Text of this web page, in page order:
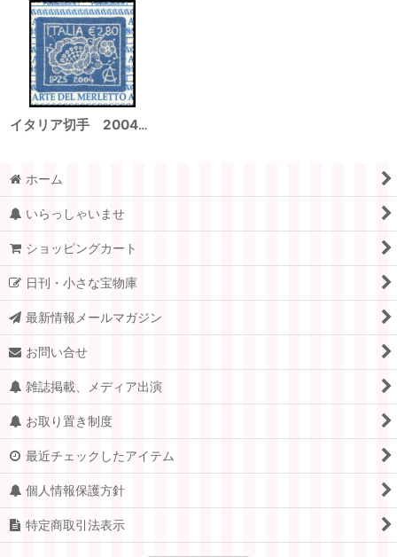
イタリア切手 2004年 刺繍切手 1種
ホーム
いらっしゃいませ
ショッピングカート
日刊・小さな宝物庫
最新情報メールマガジン
お問い合せ
雑誌掲載、メディア出演
お取り置き制度
最近チェックしたアイテム
個人情報保護方針
特定商取引法表示